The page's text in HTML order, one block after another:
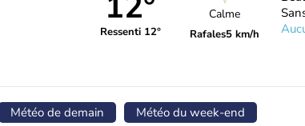
Ressenti 12°
Calme
Rafales5 km/h
Météo de demain Météo du week-end